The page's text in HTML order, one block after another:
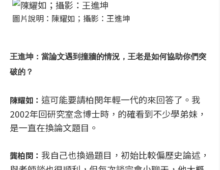
圖片說明：陳耀如；攝影：王進坤
王進坤：當論文遇到撞牆的情況，王老是如何協助你們突
破的？
陳耀如： 這可能要請柏閔年輕一代的來回答了。我
2002年回研究室念博士時，的確看到不少學弟妹，
是一直在換論文題目。
龔柏閔： 我自己也換過題目，初始比較偏歷史論述，